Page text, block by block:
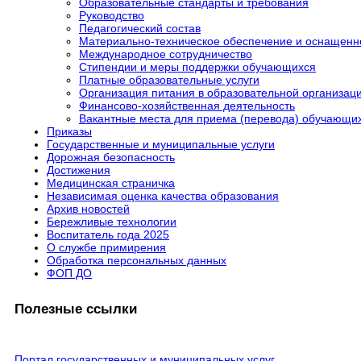
Руководство
Педагогический состав
Материально-техническое обеспечение и
Международное сотрудничество
Стипендии и меры поддержки обучающихся
Платные образовательные услуги
Организация питания в образовательной
Финансово-хозяйственная деятельность
Вакантные места для приема (перевода)
Приказы
Государственные и муниципальные услуги
Дорожная безопасность
Достижения
Медицинская страничка
Независимая оценка качества образования
Архив новостей
Бережливые технологии
Воспитатель года 2025
О службе примирения
Обработка персональных данных
ФОП ДО
Полезные ссылки